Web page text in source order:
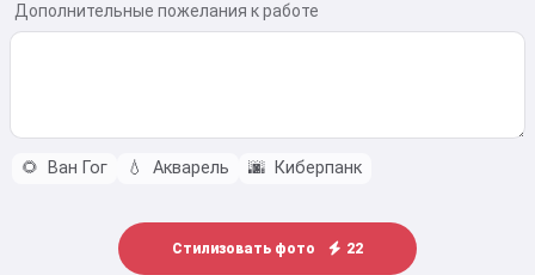
Дополнительные пожелания к работе
🌻 Ван Гог 💧 Акварель 🌆 Киберпанк
Стилизовать фото 22